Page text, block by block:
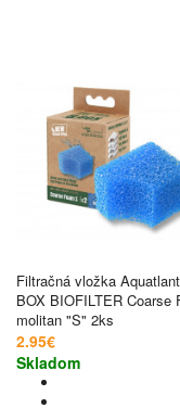
Filtračná vložka
BOX BIOFILTER Coarse
molitan "S" 2ks
2.95€
Skladom